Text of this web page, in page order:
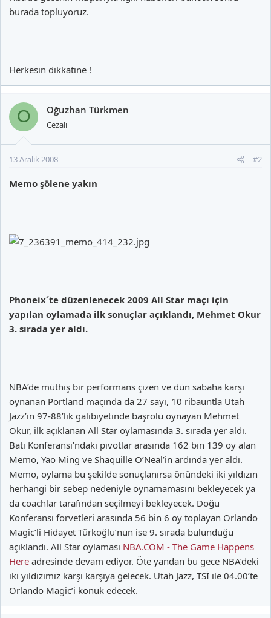
burada topluyoruz.
Herkesin dikkatine !
O Oğuzhan Türkmen
Cezalı
13 Aralık 2008 #2
Memo şölene yakın
Phoneix´te düzenlenecek 2009 All Star maçı için
yapılan oylamada ilk sonuçlar açıklandı, Mehmet Okur
3. sırada yer aldı.
NBA’de müthiş bir performans çizen ve dün sabaha karşı
oynanan Portland maçında da 27 sayı, 10 ribauntla Utah
Jazz’in 97-88’lik galibiyetinde başrolü oynayan Mehmet
Okur, ilk açıklanan All Star oylamasında 3. sırada yer aldı.
Batı Konferansı’ndaki pivotlar arasında 162 bin 139 oy alan
Memo, Yao Ming ve Shaquille O’Neal’in ardında yer aldı.
Memo, oylama bu şekilde sonuçlanırsa önündeki iki yıldızın
herhangi bir sebep nedeniyle oynamamasını bekleyecek ya
da coachlar tarafından seçilmeyi bekleyecek. Doğu
Konferansı forvetleri arasında 56 bin 6 oy toplayan Orlando
Magic’li Hidayet Türkoğlu’nun ise 9. sırada bulunduğu
açıklandı. All Star oylaması NBA.COM - The Game Happens
Here adresinde devam ediyor. Öte yandan bu gece NBA’deki
iki yıldızımız karşı karşıya gelecek. Utah Jazz, TSİ ile 04.00’te
Orlando Magic’i konuk edecek.